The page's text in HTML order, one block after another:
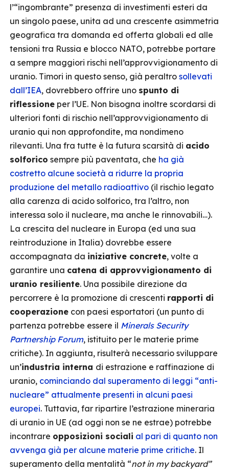
l’“ingombrante” presenza di investimenti esteri da
un singolo paese, unita ad una crescente asimmetria
geografica tra domanda ed offerta globali ed alle
tensioni tra Russia e blocco NATO, potrebbe portare
a sempre maggiori rischi nell’approvvigionamento di
uranio. Timori in questo senso, già peraltro sollevati
dall’IEA, dovrebbero offrire uno spunto di
riflessione per l’UE. Non bisogna inoltre scordarsi di
ulteriori fonti di rischio nell’approvvigionamento di
uranio qui non approfondite, ma nondimeno
rilevanti. Una fra tutte è la futura scarsità di acido
solforico sempre più paventata, che ha già
costretto alcune società a ridurre la propria
produzione del metallo radioattivo (il rischio legato
alla carenza di acido solforico, tra l’altro, non
interessa solo il nucleare, ma anche le rinnovabili…).
La crescita del nucleare in Europa (ed una sua
reintroduzione in Italia) dovrebbe essere
accompagnata da iniziative concrete, volte a
garantire una catena di approvvigionamento di
uranio resiliente. Una possibile direzione da
percorrere è la promozione di crescenti rapporti di
cooperazione con paesi esportatori (un punto di
partenza potrebbe essere il Minerals Security
Partnership Forum, istituito per le materie prime
critiche). In aggiunta, risulterà necessario sviluppare
un’industria interna di estrazione e raffinazione di
uranio, cominciando dal superamento di leggi “anti-
nucleare” attualmente presenti in alcuni paesi
europei. Tuttavia, far ripartire l’estrazione mineraria
di uranio in UE (ad oggi non se ne estrae) potrebbe
incontrare opposizioni sociali al pari di quanto non
avvenga già per alcune materie prime critiche. Il
superamento della mentalità “not in my backyard”